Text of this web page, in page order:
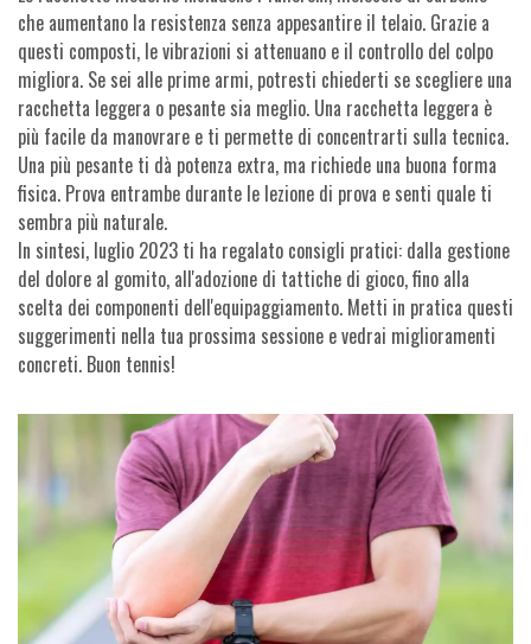
che aumentano la resistenza senza appesantire il telaio. Grazie a
questi composti, le vibrazioni si attenuano e il controllo del colpo
migliora. Se sei alle prime armi, potresti chiederti se scegliere una
racchetta leggera o pesante sia meglio. Una racchetta leggera è
più facile da manovrare e ti permette di concentrarti sulla tecnica.
Una più pesante ti dà potenza extra, ma richiede una buona forma
fisica. Prova entrambe durante le lezione di prova e senti quale ti
sembra più naturale.
In sintesi, luglio 2023 ti ha regalato consigli pratici: dalla gestione
del dolore al gomito, all'adozione di tattiche di gioco, fino alla
scelta dei componenti dell'equipaggiamento. Metti in pratica questi
suggerimenti nella tua prossima sessione e vedrai miglioramenti
concreti. Buon tennis!